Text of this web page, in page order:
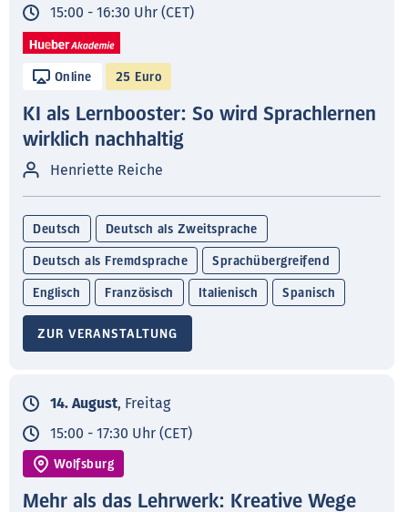
15:00 - 16:30 Uhr (CET)
Online 25 Euro
KI als Lernbooster: So wird Sprachlernen
wirklich nachhaltig
Henriette Reiche
Deutsch Deutsch als Zweitsprache
Deutsch als Fremdsprache Sprachübergreifend
Englisch Französisch Italienisch Spanisch
ZUR VERANSTALTUNG
14. August, Freitag
15:00 - 17:30 Uhr (CET)
Wolfsburg
Mehr als das Lehrwerk: Kreative Wege